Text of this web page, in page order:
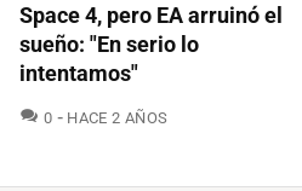
Space 4, pero EA arruinó el
sueño: "En serio lo
intentamos"
0 COMENTARIOS
HACE 2 AÑOS